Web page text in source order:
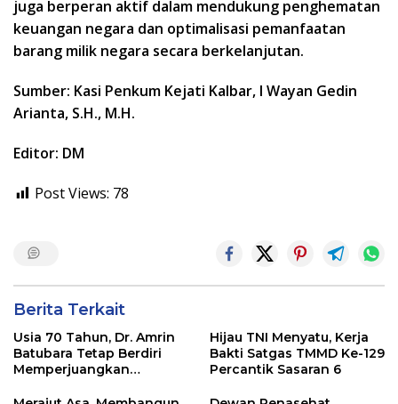
juga berperan aktif dalam mendukung penghematan
keuangan negara dan optimalisasi pemanfaatan
barang milik negara secara berkelanjutan.
Sumber: Kasi Penkum Kejati Kalbar, I Wayan Gedin
Arianta, S.H., M.H.
Editor: DM
Post Views: 78
Berita Terkait
Usia 70 Tahun, Dr. Amrin
Batubara Tetap Berdiri
Memperjuangkan
Hijau TNI Menyatu, Kerja
Bakti Satgas TMMD Ke-129
Percantik Sasaran 6